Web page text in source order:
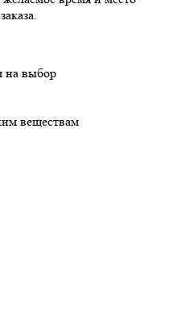
на выбор
веществам